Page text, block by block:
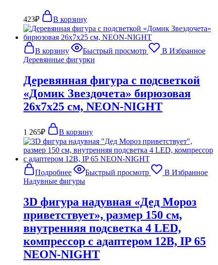
423₽ В корзину
В корзину Быстрый просмотр
В Избранное
Деревянные фигурки
Деревянная фигура с подсветкой
«Домик Звездочета» бирюзовая
26х7х25 см, NEON-NIGHT
1 265₽ В корзину
Подробнее Быстрый просмотр
В Избранное
Надувные фигуры
3D фигура надувная «Дед Мороз
приветствует», размер 150 см,
внутренняя подсветка 4 LED,
компрессор с адаптером 12В, IP 65
NEON-NIGHT